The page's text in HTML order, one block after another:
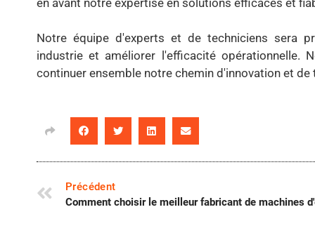
en avant notre expertise en solutions efficaces et
Notre équipe d'experts et de techniciens sera
industrie et améliorer l'efficacité opérationnelle.
continuer ensemble notre chemin d'innovation et de
Précédent
Comment choisir le meilleur fabricant de machines